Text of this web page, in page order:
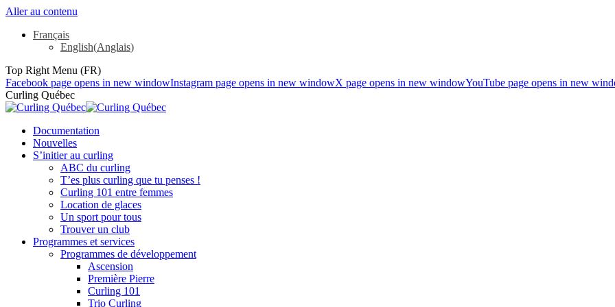
Aller au contenu
Français
English(Anglais)
Top Right Menu (FR)
Facebook page opens in new windowInstagram page opens in new windowX page opens in new windowYouTube page opens in new
Curling Québec
Documentation
Nouvelles
S’initier au curling
ABC du curling
T’es plus curling que tu penses !
Curling 101 entre femmes
Location de glaces
Un sport pour tous
Trouver un club
Programmes et services
Programmes de développement
Ascension
Première Pierre
Curling 101
Trio Curling